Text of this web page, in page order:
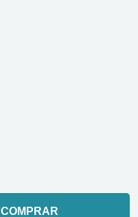
COMPRAR